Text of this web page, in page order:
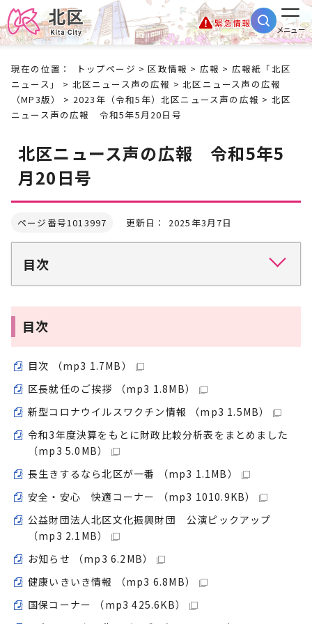
緊急情報
メニュー
現在の位置： トップページ >区政情報 > 広報 > 広報紙「北区
ニュース」
> 北区ニュース声の広報 >北区ニュース声の広報
（MP3版）
> 2023年（令和5年）北区ニュース声の広報 > 北区
ニュース声の広報 令和5年5月20日号
北区ニュース声の広報 令和5年5
月20日号
ページ番号1013997 更新日： 2025年3月7日
目次
目次
目次 （mp3 1.7MB）
区長就任のご挨拶 （mp3 1.8MB）
新型コロナウイルスワクチン情報 （mp3 1.5MB）
令和3年度決算をもとに財政比較分析表をまとめました
（mp3 5.0MB）
長生きするなら北区が一番 （mp3 1.1MB）
安全・安心 快適コーナー （mp3 1010.9KB）
公益財団法人北区文化振興財団 公演ピックアップ
（mp3 2.1MB）
お知らせ （mp3 6.2MB）
健康いきいき情報 （mp3 6.8MB）
国保コーナー （mp3 425.6KB）